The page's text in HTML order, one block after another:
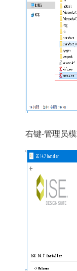
右键-管理员